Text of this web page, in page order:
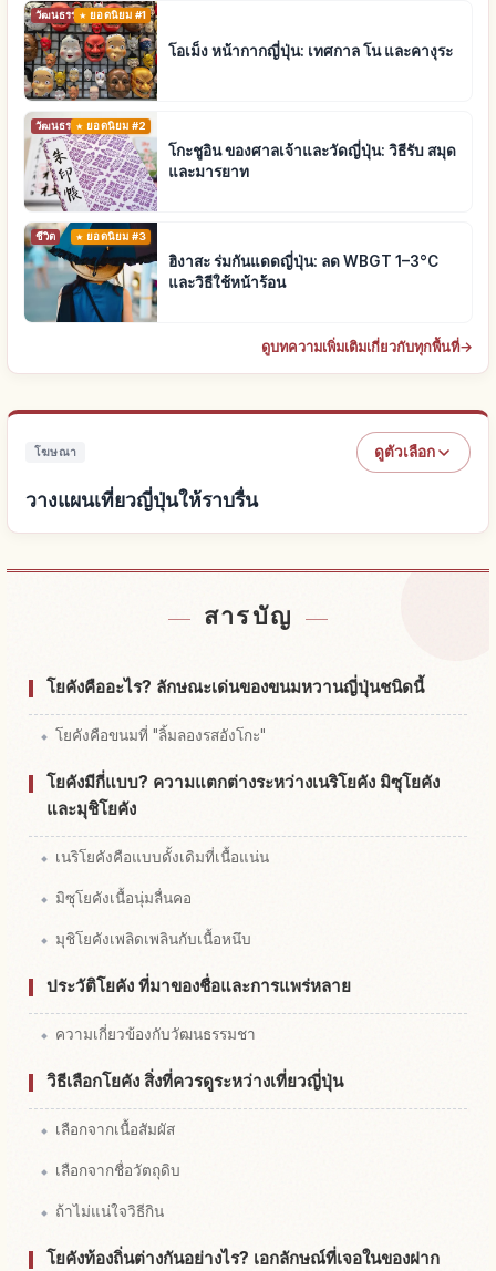
วัฒนธรรมดั้งเดิมยอดนิยม #1
โอเม็ง หน้ากากญี่ปุ่น: เทศกาล โน และคางุระ
วัฒนธรรมดั้งเดิมยอดนิยม #2
โกะชูอิน ของศาลเจ้าและวัดญี่ปุ่น: วิธีรับ สมุด
และมารยาท
ชีวิต ยอดนิยม #3
ฮิงาสะ ร่มกันแดดญี่ปุ่น: ลด WBGT 1–3°C
และวิธีใช้หน้าร้อน
ดูบทความเพิ่มเติมเกี่ยวกับทุกพื้นที่→
โฆษณา ดูตัวเลือก
วางแผนเที่ยวญี่ปุ่นให้ราบรื่น
สารบัญ
โยคังคืออะไร? ลักษณะเด่นของขนมหวานญี่ปุ่นชนิดนี้
โยคังคือขนมที่ "ลิ้มลองรสอังโกะ"
โยคังมีกี่แบบ? ความแตกต่างระหว่างเนริโยคัง มิซุโยคัง
และมุชิโยคัง
เนริโยคังคือแบบดั้งเดิมที่เนื้อแน่น
มิซุโยคังเนื้อนุ่มลื่นคอ
มุชิโยคังเพลิดเพลินกับเนื้อหนึบ
ประวัติโยคัง ที่มาของชื่อและการแพร่หลาย
ความเกี่ยวข้องกับวัฒนธรรมชา
วิธีเลือกโยคัง สิ่งที่ควรดูระหว่างเที่ยวญี่ปุ่น
เลือกจากเนื้อสัมผัส
เลือกจากชื่อวัตถุดิบ
ถ้าไม่แน่ใจวิธีกิน
โยคังท้องถิ่นต่างกันอย่างไร? เอกลักษณ์ที่เจอในของฝาก